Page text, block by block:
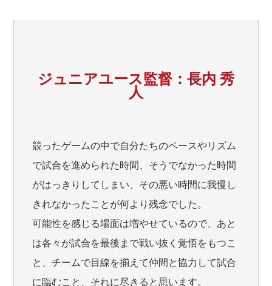
ジュニアユース監督：長内 秀
人
競ったゲームの中で自分たちのペースやリズム
で試合を進められた時間、そうでなかった時間
がはっきりしてしまい、その悪い時間に我慢し
きれなかったことが何より残念でした。
可能性を感じる場面は増やせているので、あと
は各々が試合を最後まで戦い抜く覚悟をもつこ
と、チームで目線を揃えて仲間と協力して試合
に臨むこと、それに尽きると思います。